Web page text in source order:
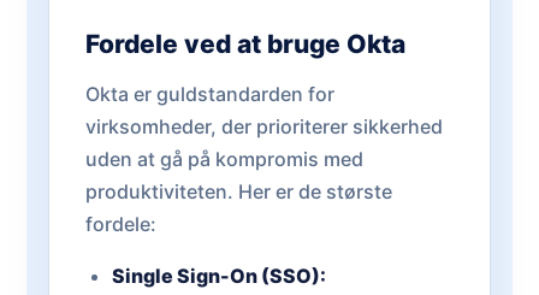
Fordele ved at bruge Okta
Okta er guldstandarden for
virksomheder, der prioriterer sikkerhed
uden at gå på kompromis med
produktiviteten. Her er de største
fordele:
Single Sign-On (SSO):